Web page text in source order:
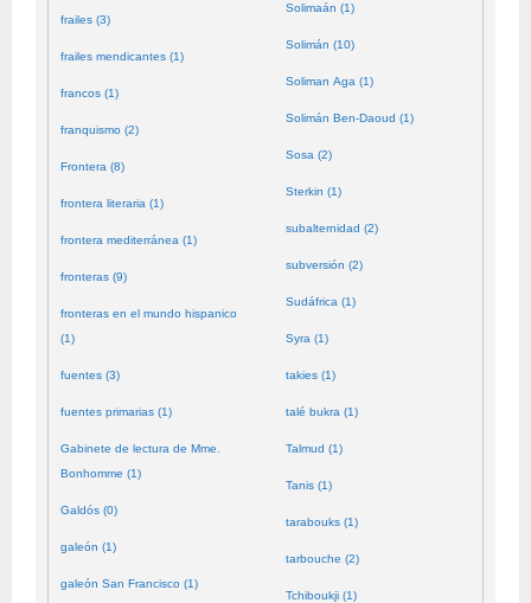
frailes (3)
frailes mendicantes (1)
francos (1)
franquismo (2)
Frontera (8)
frontera literaria (1)
frontera mediterránea (1)
fronteras (9)
fronteras en el mundo hispanico
(1)
fuentes (3)
fuentes primarias (1)
Gabinete de lectura de Mme.
Bonhomme (1)
Galdós (0)
galeón (1)
galeón San Francisco (1)
Solimaán (1)
Solimán (10)
Soliman Aga (1)
Solimán Ben-Daoud (1)
Sosa (2)
Sterkin (1)
subalternidad (2)
subversión (2)
Sudáfrica (1)
Syra (1)
takies (1)
talé bukra (1)
Talmud (1)
Tanis (1)
tarabouks (1)
tarbouche (2)
Tchiboukji (1)